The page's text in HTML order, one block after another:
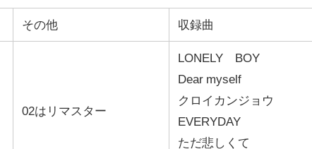
その他 収録曲
02はリマスター
LONELY BOY
Dear myself
クロイカンジョウ
EVERYDAY
ただ悲しくて